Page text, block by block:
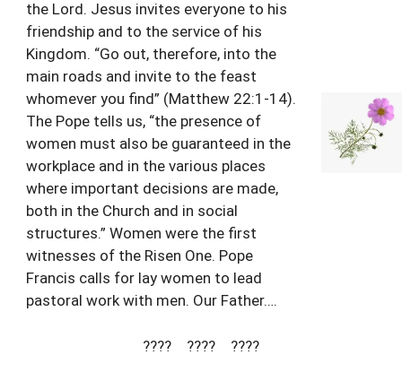
the Lord. Jesus invites everyone to his
friendship and to the service of his
Kingdom. “Go out, therefore, into the
main roads and invite to the feast
whomever you find” (Matthew 22:1-14).
The Pope tells us, “the presence of
women must also be guaranteed in the
workplace and in the various places
where important decisions are made,
both in the Church and in social
structures.” Women were the first
witnesses of the Risen One. Pope
Francis calls for lay women to lead
pastoral work with men. Our Father….
???? ???? ????